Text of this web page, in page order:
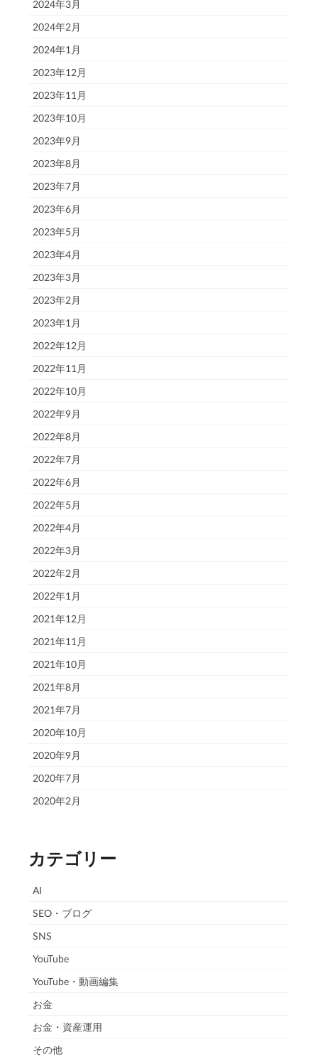
2024年3月
2024年2月
2024年1月
2023年12月
2023年11月
2023年10月
2023年9月
2023年8月
2023年7月
2023年6月
2023年5月
2023年4月
2023年3月
2023年2月
2023年1月
2022年12月
2022年11月
2022年10月
2022年9月
2022年8月
2022年7月
2022年6月
2022年5月
2022年4月
2022年3月
2022年2月
2022年1月
2021年12月
2021年11月
2021年10月
2021年8月
2021年7月
2020年10月
2020年9月
2020年7月
2020年2月
カテゴリー
AI
SEO・ブログ
SNS
YouTube
YouTube・動画編集
お金
お金・資産運用
その他